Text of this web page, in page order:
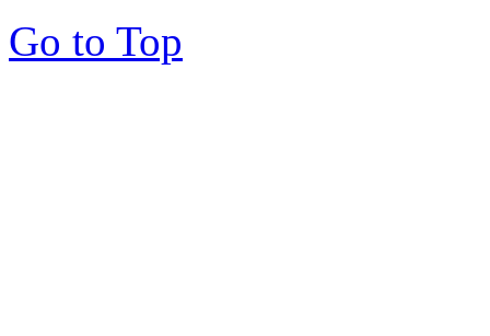
Go to Top